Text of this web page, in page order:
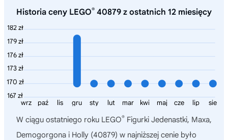
Historia ceny LEGO® 40879 z ostatnich 12 miesięcy
182 zł
179 zł
176 zł
173 zł
170 zł
167 zł
sie
lip
cze
maj
kwi
mar
lut
sty
gru
lis
paź
wrz
W ciągu ostatniego roku LEGO® Figurki Jedenastki, Maxa,
Demogorgona i Holly (40879) w najniższej cenie było